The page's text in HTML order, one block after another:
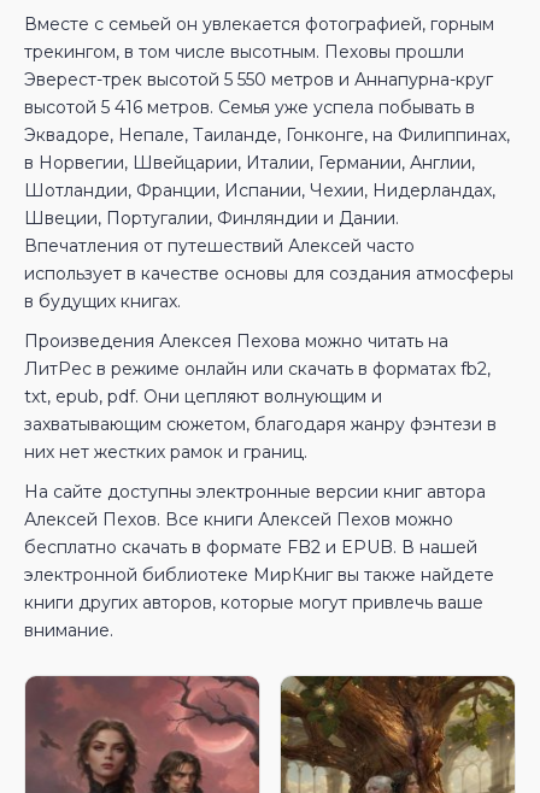
Вместе с семьей он увлекается фотографией, горным
трекингом, в том числе высотным. Пеховы прошли
Эверест-трек высотой 5 550 метров и Аннапурна-круг
высотой 5 416 метров. Семья уже успела побывать в
Эквадоре, Непале, Таиланде, Гонконге, на Филиппинах,
в Норвегии, Швейцарии, Италии, Германии, Англии,
Шотландии, Франции, Испании, Чехии, Нидерландах,
Швеции, Португалии, Финляндии и Дании.
Впечатления от путешествий Алексей часто
использует в качестве основы для создания атмосферы
в будущих книгах.
Произведения Алексея Пехова можно читать на
ЛитРес в режиме онлайн или скачать в форматах fb2,
txt, epub, pdf. Они цепляют волнующим и
захватывающим сюжетом, благодаря жанру фэнтези в
них нет жестких рамок и границ.
На сайте доступны электронные версии книг автора
Алексей Пехов. Все книги Алексей Пехов можно
бесплатно скачать в формате FB2 и EPUB. В нашей
электронной библиотеке МирКниг вы также найдете
книги других авторов, которые могут привлечь ваше
внимание.